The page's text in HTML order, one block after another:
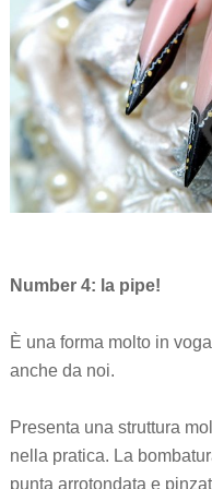
Number 4: la pipe!
È una forma molto in
anche da noi.
Presenta una struttura
nella pratica. La
punta arrotondata e